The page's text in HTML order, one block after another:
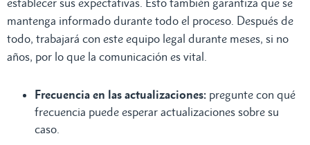
mantenga informado durante todo el proceso. Después de
todo, trabajará con este equipo legal durante meses, si no
años, por lo que la comunicación es vital.
Frecuencia en las actualizaciones: pregunte con qué
frecuencia puede esperar actualizaciones sobre su
caso.